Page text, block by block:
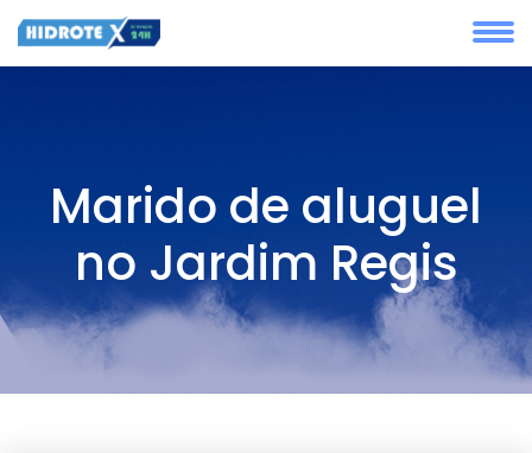
Marido de aluguel
no Jardim Regis